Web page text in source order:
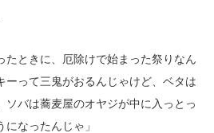
たときに、厄除けで始まった祭りなん
ーって三鬼がおるんじゃけど、ベタは
ソバは蕎麦屋のオヤジが中に入っとっ
なったんじゃ」